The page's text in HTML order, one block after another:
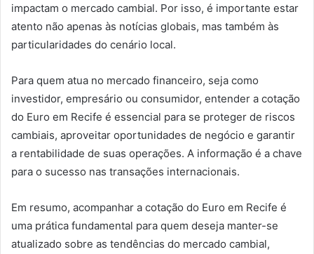
impactam o mercado cambial. Por isso, é importante estar
atento não apenas às notícias globais, mas também às
particularidades do cenário local.
Para quem atua no mercado financeiro, seja como
investidor, empresário ou consumidor, entender a cotação
do Euro em Recife é essencial para se proteger de riscos
cambiais, aproveitar oportunidades de negócio e garantir
a rentabilidade de suas operações. A informação é a chave
para o sucesso nas transações internacionais.
Em resumo, acompanhar a cotação do Euro em Recife é
uma prática fundamental para quem deseja manter-se
atualizado sobre as tendências do mercado cambial,